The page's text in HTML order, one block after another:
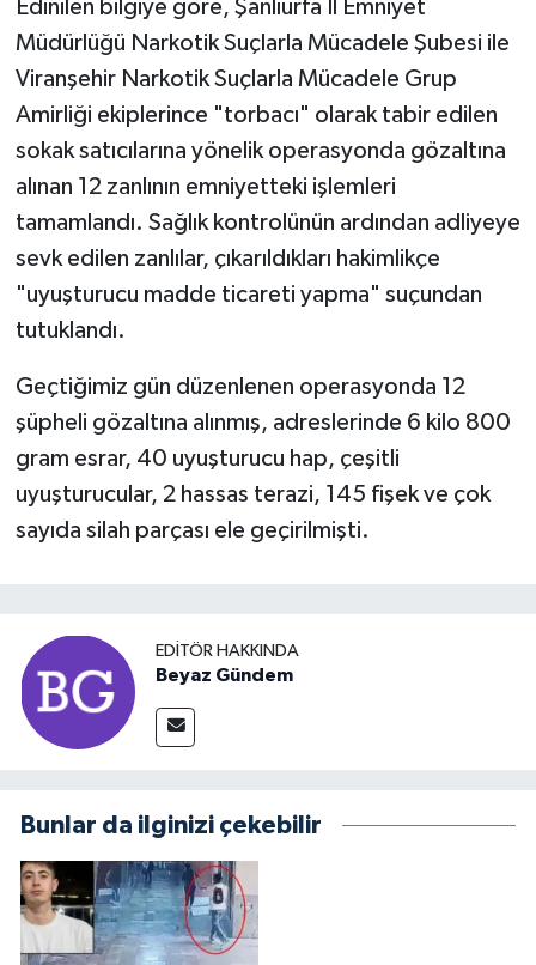
Edinilen bilgiye göre, Şanlıurfa İl Emniyet
Müdürlüğü Narkotik Suçlarla Mücadele Şubesi ile
Viranşehir Narkotik Suçlarla Mücadele Grup
Amirliği ekiplerince "torbacı" olarak tabir edilen
sokak satıcılarına yönelik operasyonda gözaltına
alınan 12 zanlının emniyetteki işlemleri
tamamlandı. Sağlık kontrolünün ardından adliyeye
sevk edilen zanlılar, çıkarıldıkları hakimlikçe
"uyuşturucu madde ticareti yapma" suçundan
tutuklandı.
Geçtiğimiz gün düzenlenen operasyonda 12
şüpheli gözaltına alınmış, adreslerinde 6 kilo 800
gram esrar, 40 uyuşturucu hap, çeşitli
uyuşturucular, 2 hassas terazi, 145 fişek ve çok
sayıda silah parçası ele geçirilmişti.
EDITÖR HAKKINDA
Beyaz Gündem
Bunlar da ilginizi çekebilir